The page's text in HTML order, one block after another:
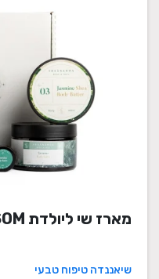
מארז שי ליולדת JASMINE BLOSSOM
שיאננדה טיפוח טבעי